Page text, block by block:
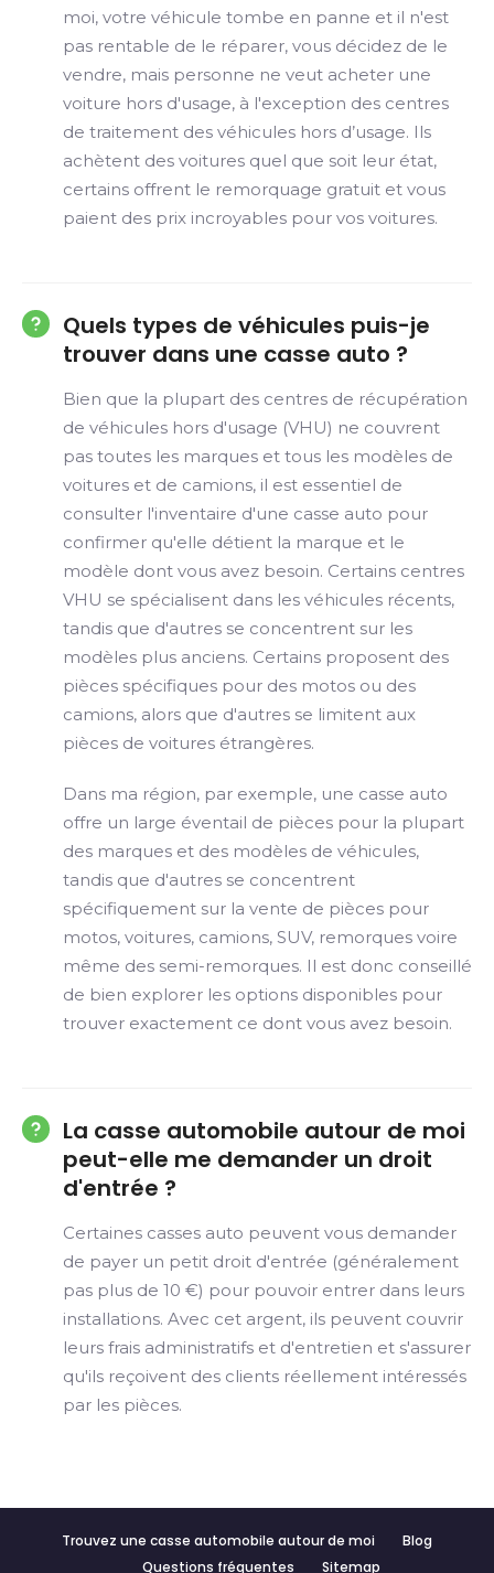
moi, votre véhicule tombe en panne et il n'est
pas rentable de le réparer, vous décidez de le
vendre, mais personne ne veut acheter une
voiture hors d'usage, à l'exception des centres
de traitement des véhicules hors d’usage. Ils
achètent des voitures quel que soit leur état,
certains offrent le remorquage gratuit et vous
paient des prix incroyables pour vos voitures.
Quels types de véhicules puis-je
trouver dans une casse auto ?
Bien que la plupart des centres de récupération
de véhicules hors d'usage (VHU) ne couvrent
pas toutes les marques et tous les modèles de
voitures et de camions, il est essentiel de
consulter l'inventaire d'une casse auto pour
confirmer qu'elle détient la marque et le
modèle dont vous avez besoin. Certains centres
VHU se spécialisent dans les véhicules récents,
tandis que d'autres se concentrent sur les
modèles plus anciens. Certains proposent des
pièces spécifiques pour des motos ou des
camions, alors que d'autres se limitent aux
pièces de voitures étrangères.
Dans ma région, par exemple, une casse auto
offre un large éventail de pièces pour la plupart
des marques et des modèles de véhicules,
tandis que d'autres se concentrent
spécifiquement sur la vente de pièces pour
motos, voitures, camions, SUV, remorques voire
même des semi-remorques. Il est donc conseillé
de bien explorer les options disponibles pour
trouver exactement ce dont vous avez besoin.
La casse automobile autour de moi
peut-elle me demander un droit
d'entrée ?
Certaines casses auto peuvent vous demander
de payer un petit droit d'entrée (généralement
pas plus de 10 €) pour pouvoir entrer dans leurs
installations. Avec cet argent, ils peuvent couvrir
leurs frais administratifs et d'entretien et s'assurer
qu'ils reçoivent des clients réellement intéressés
par les pièces.
Trouvez une casse automobile autour de moi
Blog
Questions fréquentes
Sitemap